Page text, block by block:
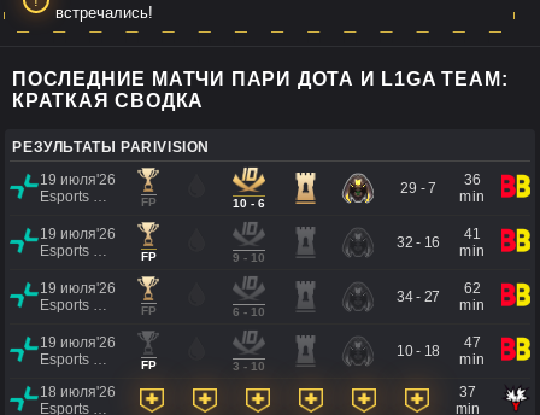
встречались!
ПОСЛЕДНИЕ МАТЧИ ПАРИ ДОТА И L1GA TEAM:
КРАТКАЯ СВОДКА
РЕЗУЛЬТАТЫ PARIVISION
19 июля'26
FP 10 - 6
29 - 7
36
min
19 июля'26
FP 9 - 10
32 - 16
41
min
19 июля'26
FP 6 - 10
34 - 27
62
min
19 июля'26
FP 3 - 10
10 - 18
47
min
18 июля'26
37
min